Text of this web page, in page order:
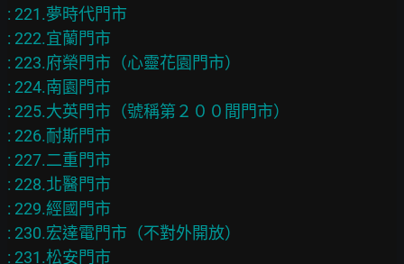
: 221.夢時代門市
: 222.宜蘭門市
: 223.府榮門市（心靈花園門市）
: 224.南園門市
: 225.大英門市（號稱第２００間門市）
: 226.耐斯門市
: 227.二重門市
: 228.北醫門市
: 229.經國門市
: 230.宏達電門市（不對外開放）
: 231.松安門市